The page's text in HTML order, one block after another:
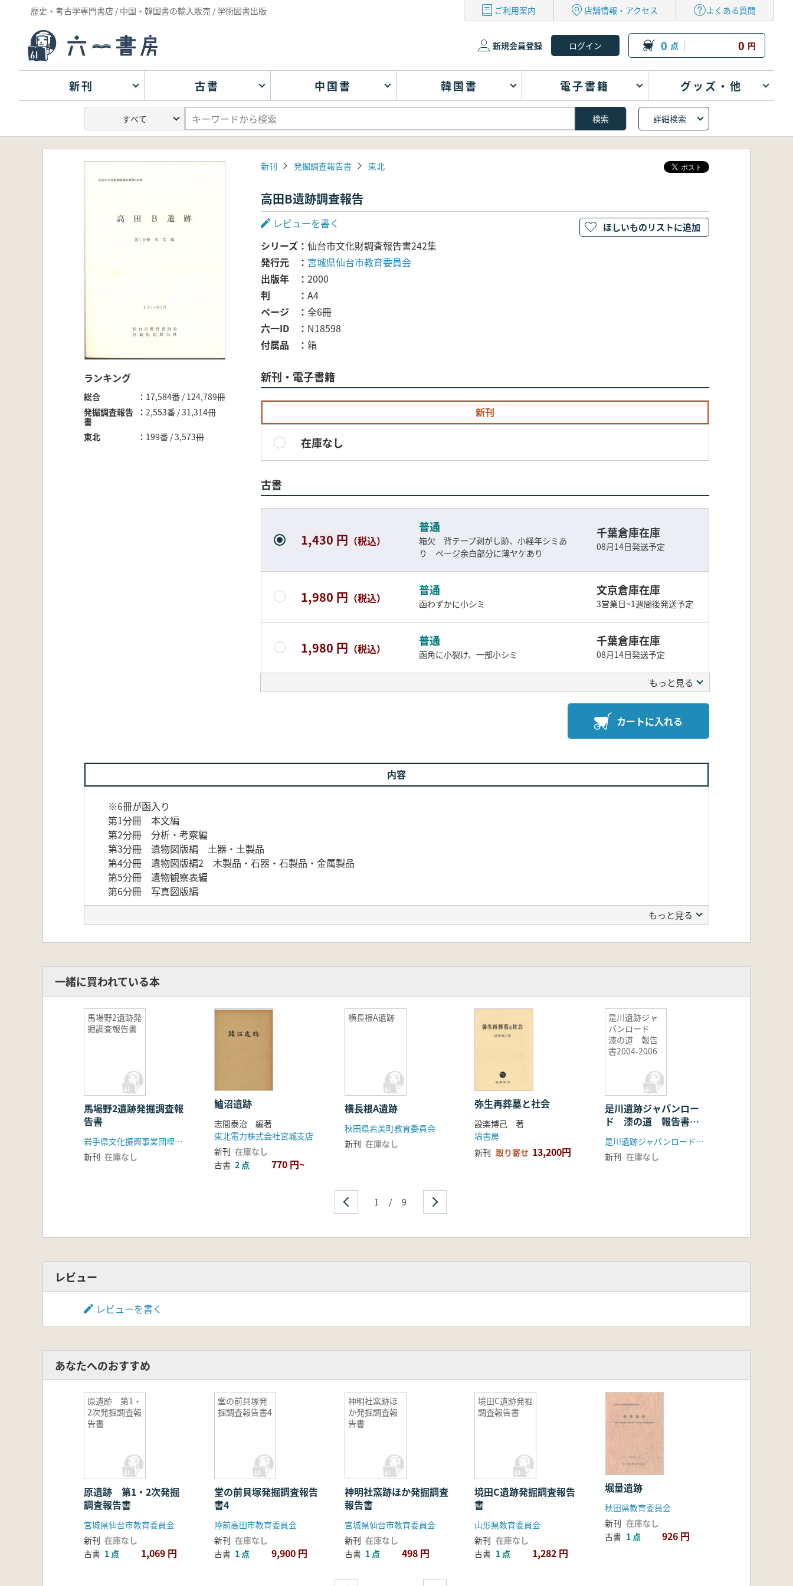
歴史・考古学専門書店 / 中国・韓国書の輸入販売 / 学術図書出版 ご利用案内 店舗情報・アクセス よくある質問
新規会員登録 0 点 0 円
新刊 古書 中国書 韓国書 電子書籍 グッズ・他
詳細検索
ランキング
総合
17,584番 / 124,789冊
発掘調査報告
書
2,553番 / 31,314冊
東北 199番 / 3,573冊
新刊 発掘調査報告書 東北
高田B遺跡調査報告
レビューを書く
シリーズ
仙台市文化財調査報告書242集
発行元
宮城県仙台市教育委員会
出版年
2000
判
A4
ページ
全6冊
六一ID
N18598
付属品
箱
新刊・電子書籍
新刊
在庫なし
古書
1,430 円 （税込）
普通
箱欠 背テープ剥がし跡、小経年シミあ
り ページ余白部分に薄ヤケあり
千葉倉庫在庫
08月14日発送予定
1,980 円 （税込）
普通
函わずかに小シミ
文京倉庫在庫
3営業日~1週間後発送予定
1,980 円 （税込）
普通
函角に小裂け、一部小シミ
千葉倉庫在庫
08月14日発送予定
もっと見る
カートに入れる
ほしいものリストに追加
内容
※6冊が函入り
第1分冊 本文編
第2分冊 分析・考察編
第3分冊 遺物図版編 土器・土製品
第4分冊 遺物図版編2 木製品・石器・石製品・金属製品
第5分冊 遺物観察表編
第6分冊 写真図版編
もっと見る
一緒に買われている本
馬場野2遺跡発
掘調査報告書
馬場野2遺跡発掘調査報
告書
岩手県文化振興事業団埋蔵文化財センター
新刊 在庫なし
鱸沼遺跡
志間泰治 編著
東北電力株式会社宮城支店
新刊 在庫なし
古書 2 点 770 円~
横長根A遺跡
横長根A遺跡
秋田県若美町教育委員会
新刊 在庫なし
弥生再葬墓と社会
設楽博己 著
塙書房
新刊 取り寄せ 13,200円
是川遺跡ジャ
パンロード
漆の道 報告
書2004-2006
是川遺跡ジャパンロー
ド 漆の道 報告書
2004-2006
是川遺跡ジャパンロード調査実行委員会
新刊 在庫なし
1 / 9
レビュー
レビューを書く
あなたへのおすすめ
原遺跡 第1・
2次発掘調査報
告書
原遺跡 第1・2次発掘
調査報告書
宮城県仙台市教育委員会
新刊 在庫なし
古書 1 点 1,069 円
堂の前貝塚発
掘調査報告書4
堂の前貝塚発掘調査報告
書4
陸前高田市教育委員会
新刊 在庫なし
古書 1 点 9,900 円
神明社窯跡ほ
か発掘調査報
告書
神明社窯跡ほか発掘調査
報告書
宮城県仙台市教育委員会
新刊 在庫なし
古書 1 点 498 円
境田C遺跡発掘
調査報告書
境田C遺跡発掘調査報告
書
山形県教育委員会
新刊 在庫なし
古書 1 点 1,282 円
堀量遺跡
秋田県教育委員会
新刊 在庫なし
古書 1 点 926 円